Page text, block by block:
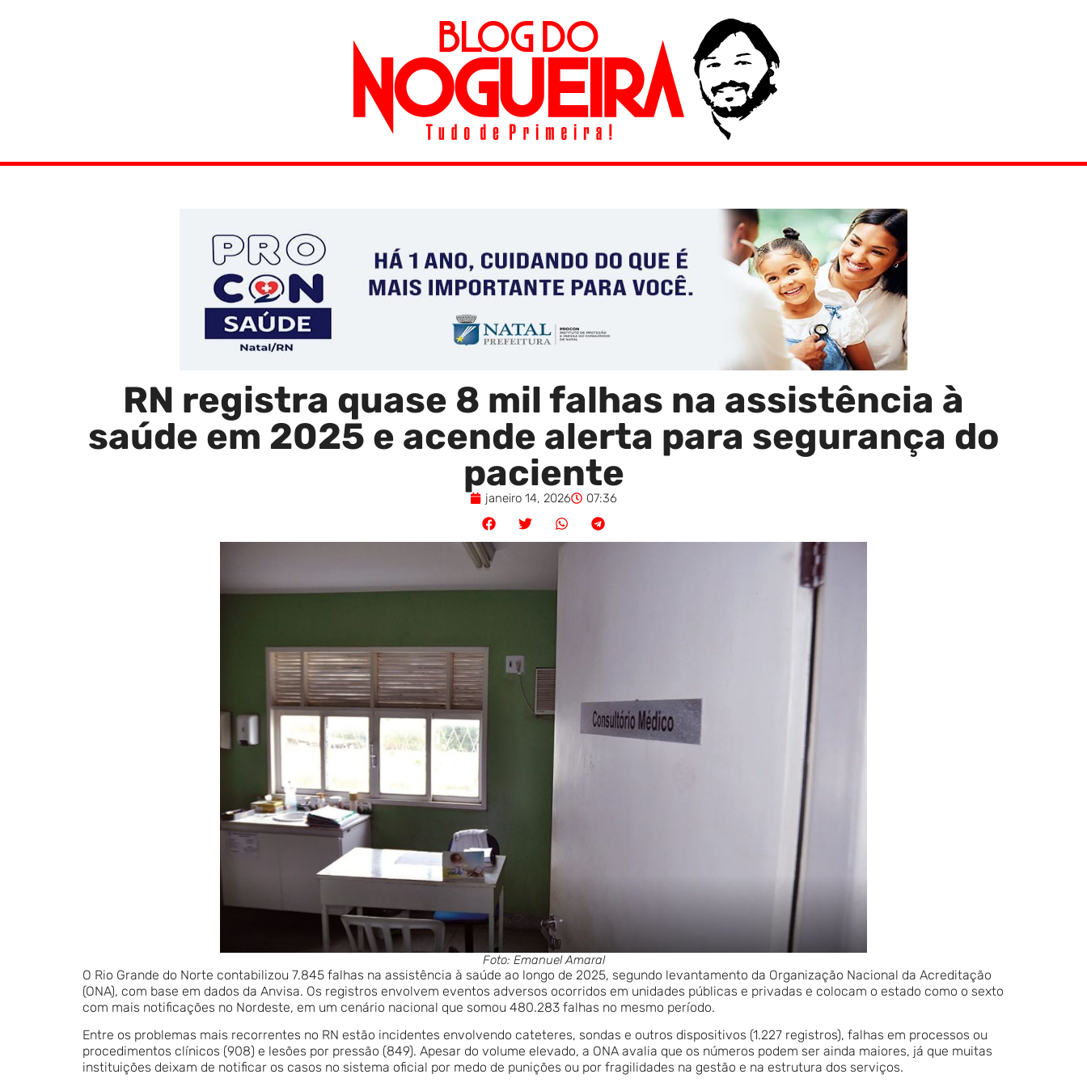
RN registra quase 8 mil falhas na assistência à
saúde em 2025 e acende alerta para segurança do
paciente
janeiro 14, 2026 07:36
Foto: Emanuel Amaral
O Rio Grande do Norte contabilizou 7.845 falhas na assistência à saúde ao longo de 2025, segundo levantamento da Organização Nacional da Acreditação
(ONA), com base em dados da Anvisa. Os registros envolvem eventos adversos ocorridos em unidades públicas e privadas e colocam o estado como o sexto
com mais notificações no Nordeste, em um cenário nacional que somou 480.283 falhas no mesmo período.
Entre os problemas mais recorrentes no RN estão incidentes envolvendo cateteres, sondas e outros dispositivos (1.227 registros), falhas em processos ou
procedimentos clínicos (908) e lesões por pressão (849). Apesar do volume elevado, a ONA avalia que os números podem ser ainda maiores, já que muitas
instituições deixam de notificar os casos no sistema oficial por medo de punições ou por fragilidades na gestão e na estrutura dos serviços.